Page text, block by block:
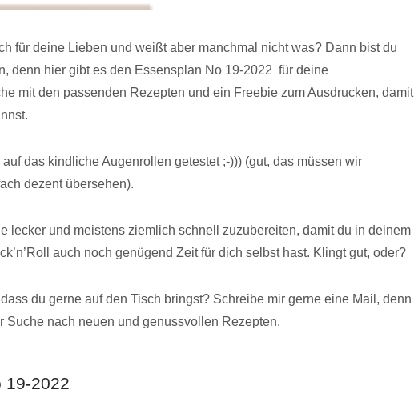
für deine Lieben und weißt aber manchmal nicht was? Dann bist du
denn hier gibt es den Essensplan No 19-2022 für deine
mit den passenden Rezepten und ein Freebie zum Ausdrucken, damit
das kindliche Augenrollen getestet ;-))) (gut, das müssen wir
dezent übersehen).
lecker und meistens ziemlich schnell zuzubereiten, damit du in deinem
auch noch genügend Zeit für dich selbst hast. Klingt gut, oder?
du gerne auf den Tisch bringst? Schreibe mir gerne eine Mail, denn
Suche nach neuen und genussvollen Rezepten.
19-2022